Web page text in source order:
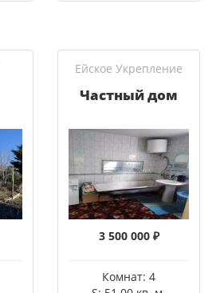
Ейское Укрепление
Частный дом
3 500 000 ₽
Комнат: 4